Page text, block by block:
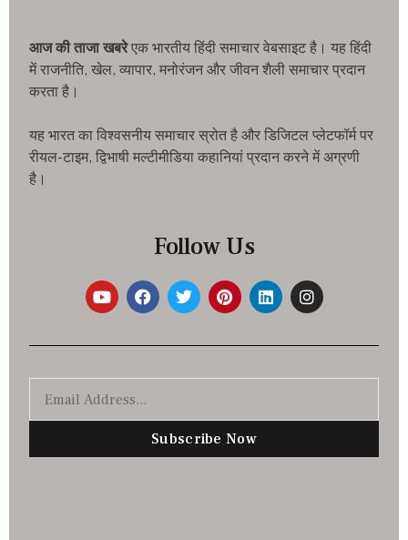
आज की ताजा खबरेएक भारतीय हिंदी समाचार वेबसाइट है। यह हिंदी
में राजनीति, खेल, व्यापार, मनोरंजन और जीवन शैली समाचार प्रदान
करता है।
यह भारत का विश्वसनीय समाचार स्रोत है और डिजिटल प्लेटफॉर्म पर
रीयल-टाइम, द्विभाषी मल्टीमीडिया कहानियां प्रदान करने में अग्रणी
है।
Follow Us
Subscribe Now